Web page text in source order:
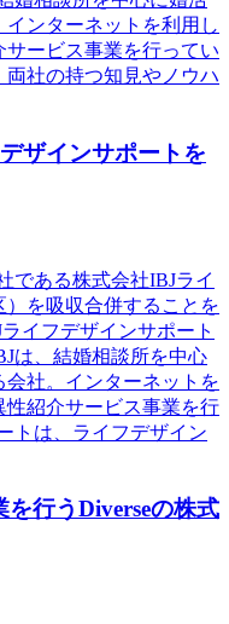
ンターネットを利用し
ービス事業を行ってい
社の持つ知見やノウハ
ザインサポートを
である株式会社IBJライ
を吸収合併することを
イフデザインサポート
は、結婚相談所を中心
社。インターネットを
紹介サービス事業を行
トは、ライフデザイン
行うDiverseの株式